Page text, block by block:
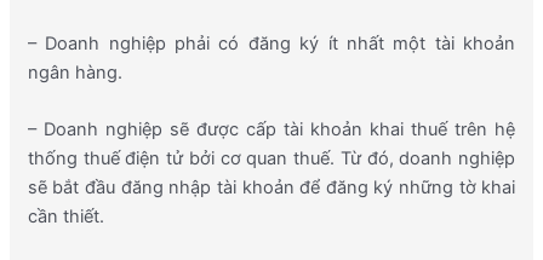
– Doanh nghiệp phải có đăng ký ít nhất một tài khoản
ngân hàng.
– Doanh nghiệp sẽ được cấp tài khoản khai thuế trên hệ
thống thuế điện tử bởi cơ quan thuế. Từ đó, doanh nghiệp
sẽ bắt đầu đăng nhập tài khoản để đăng ký những tờ khai
cần thiết.